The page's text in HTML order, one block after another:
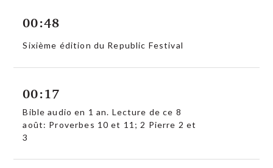
00:48
Sixième édition du Republic Festival
00:17
Bible audio en 1 an. Lecture de ce 8
août: Proverbes 10 et 11; 2 Pierre 2 et
3